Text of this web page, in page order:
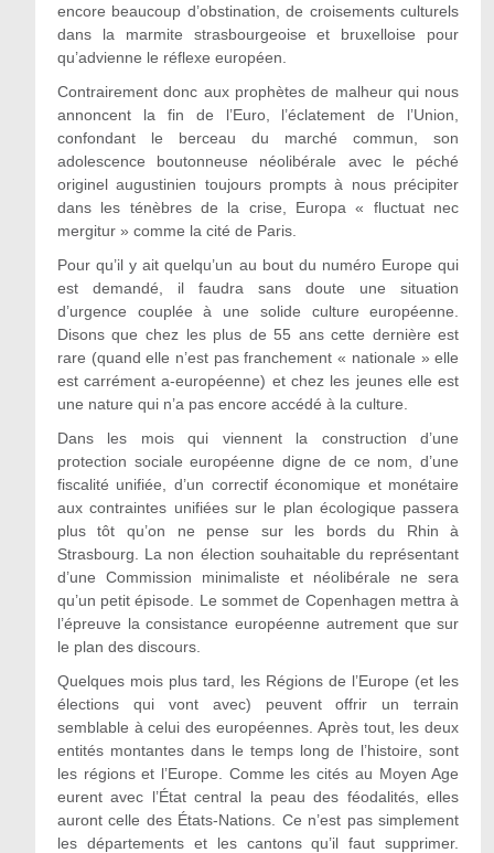
encore beaucoup d’obstination, de croisements culturels
dans la marmite strasbourgeoise et bruxelloise pour
qu’advienne le réflexe européen.
Contrairement donc aux prophètes de malheur qui nous
annoncent la fin de l’Euro, l’éclatement de l’Union,
confondant le berceau du marché commun, son
adolescence boutonneuse néolibérale avec le péché
originel augustinien toujours prompts à nous précipiter
dans les ténèbres de la crise, Europa « fluctuat nec
mergitur » comme la cité de Paris.
Pour qu’il y ait quelqu’un au bout du numéro Europe qui
est demandé, il faudra sans doute une situation
d’urgence couplée à une solide culture européenne.
Disons que chez les plus de 55 ans cette dernière est
rare (quand elle n’est pas franchement « nationale » elle
est carrément a-européenne) et chez les jeunes elle est
une nature qui n’a pas encore accédé à la culture.
Dans les mois qui viennent la construction d’une
protection sociale européenne digne de ce nom, d’une
fiscalité unifiée, d’un correctif économique et monétaire
aux contraintes unifiées sur le plan écologique passera
plus tôt qu’on ne pense sur les bords du Rhin à
Strasbourg. La non élection souhaitable du représentant
d’une Commission minimaliste et néolibérale ne sera
qu’un petit épisode. Le sommet de Copenhagen mettra à
l’épreuve la consistance européenne autrement que sur
le plan des discours.
Quelques mois plus tard, les Régions de l’Europe (et les
élections qui vont avec) peuvent offrir un terrain
semblable à celui des européennes. Après tout, les deux
entités montantes dans le temps long de l’histoire, sont
les régions et l’Europe. Comme les cités au Moyen Age
eurent avec l’État central la peau des féodalités, elles
auront celle des États-Nations. Ce n’est pas simplement
les départements et les cantons qu’il faut supprimer.